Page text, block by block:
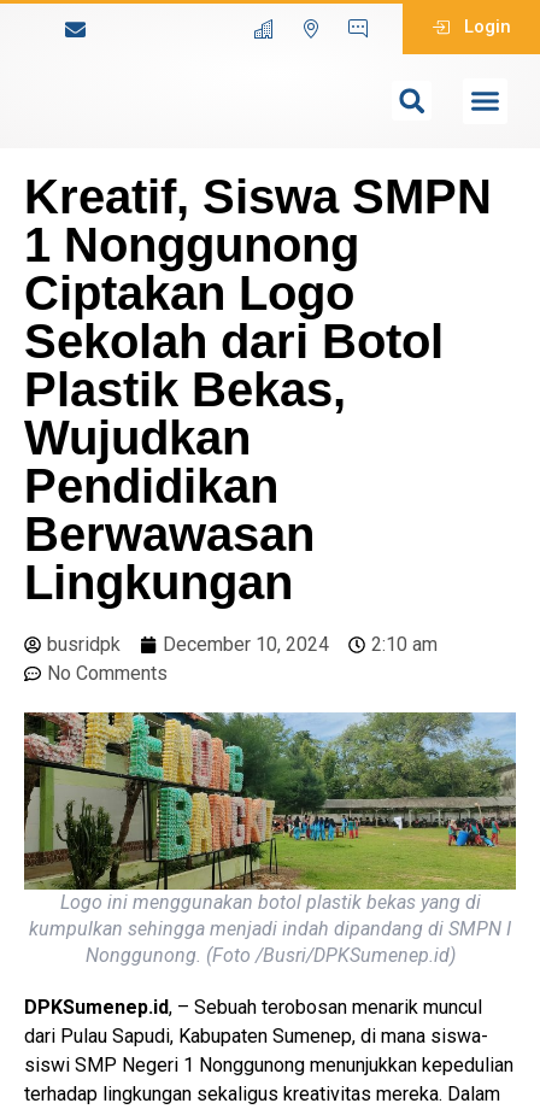
Login
Kreatif, Siswa SMPN
1 Nonggunong
Ciptakan Logo
Sekolah dari Botol
Plastik Bekas,
Wujudkan
Pendidikan
Berwawasan
Lingkungan
busridpk December 10, 2024
2:10 am
No Comments
Logo ini menggunakan botol plastik bekas yang di
kumpulkan sehingga menjadi indah dipandang di SMPN I
Nonggunong. (Foto /Busri/DPKSumenep.id)
DPKSumenep.id, – Sebuah terobosan menarik muncul
dari Pulau Sapudi, Kabupaten Sumenep, di mana siswa-
siswi SMP Negeri 1 Nonggunong menunjukkan kepedulian
terhadap lingkungan sekaligus kreativitas mereka. Dalam